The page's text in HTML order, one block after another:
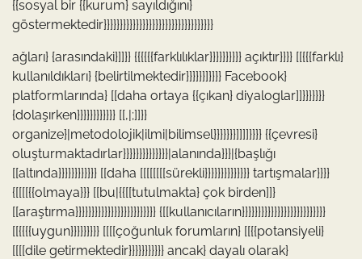
{{sosyal bir {{kurum} sayıldığını}
göstermektedir}}}}}}}}}}}}}}}}}}}}}}}}}}}}}}}}}}
ağları} {arasındaki}]]}} {{{{{{farklılıklar}}}}}}}}}} açıktır}}}} [[{{{farklı}
kullanıldıkları} {belirtilmektedir}}}}}}]}}}} Facebook}
platformlarında} [[daha ortaya {{çıkan} diyaloglar]]}}}}}}}
{dolaşırken}}}}}}}}}}}} [[,|;]]}}
organize}|metodolojik|ilmi|bilimsel}}}}}}}]]]]}}}} {{çevresi}
oluşturmaktadırlar}}}}}}}}}}}}}}|alanında}}}|{başlığı
[[altında}}}}}}}}}}}} [[daha [[[[[[[[sürekli}}}}}}}}}}}}}} tartışmalar}}}}
{[[[[{{olmaya}}} [[bu|{{[[tutulmakta} çok birden]]}
[[araştırma}}}}}}}}}}}}}}}}}}}}}}}}} {[[kullanıcıların}}}}}}}}}}}}}}}}}}}}}}}}}}
[[{{{{uygun}}}}}}}}} [[[[çoğunluk forumların} [[{{potansiyeli}
[[[[dile getirmektedir}}}}}}}}}}} ancak} dayalı olarak}